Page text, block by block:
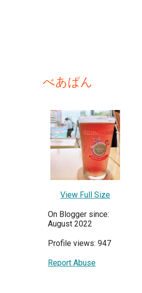
べあぱん
View Full Size
On Blogger since:
August 2022
Profile views: 947
Report Abuse